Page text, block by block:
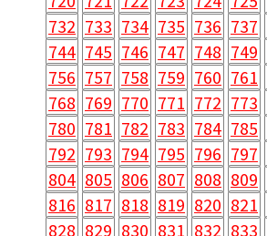
732 733 734 735 736 737
744 745 746 747 748 749
756 757 758 759 760 761
768 769 770 771 772 773
780 781 782 783 784 785
792 793 794 795 796 797
804 805 806 807 808 809
816 817 818 819 820 821
828 829 830 831 832 833